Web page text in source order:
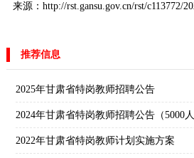
来源：http://rst.gansu.gov.cn/rst/c113772/
推荐信息
2025年甘肃省特岗教师招聘公告
2024年甘肃省特岗教师招聘公告（5000人
2022年甘肃省特岗教师计划实施方案